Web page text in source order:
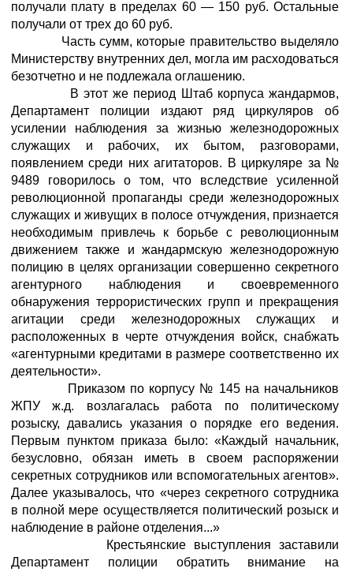
получали плату в пределах 60 — 150 руб. Остальные
получали от трех до 60 руб.
Часть сумм, которые правительство выделяло
Министерству внутренних дел, могла им расходоваться
безотчетно и не подлежала оглашению.
В этот же период Штаб корпуса жандармов,
Департамент полиции издают ряд циркуляров об
усилении наблюдения за жизнью железнодорожных
служащих и рабочих, их бытом, разговорами,
появлением среди них агитаторов. В циркуляре за №
9489 говорилось о том, что вследствие усиленной
революционной пропаганды среди железнодорожных
служащих и живущих в полосе отчуждения, признается
необходимым привлечь к борьбе с революционным
движением также и жандармскую железнодорожную
полицию в целях организации совершенно секретного
агентурного наблюдения и своевременного
обнаружения террористических групп и прекращения
агитации среди железнодорожных служащих и
расположенных в черте отчуждения войск, снабжать
«агентурными кредитами в размере соответственно их
деятельности».
Приказом по корпусу № 145 на начальников
ЖПУ ж.д. возлагалась работа по политическому
розыску, давались указания о порядке его ведения.
Первым пунктом приказа было: «Каждый начальник,
безусловно, обязан иметь в своем распоряжении
секретных сотрудников или вспомогательных агентов».
Далее указывалось, что «через секретного сотрудника
в полной мере осуществляется политический розыск и
наблюдение в районе отделения...»
Крестьянские выступления заставили
Департамент полиции обратить внимание на